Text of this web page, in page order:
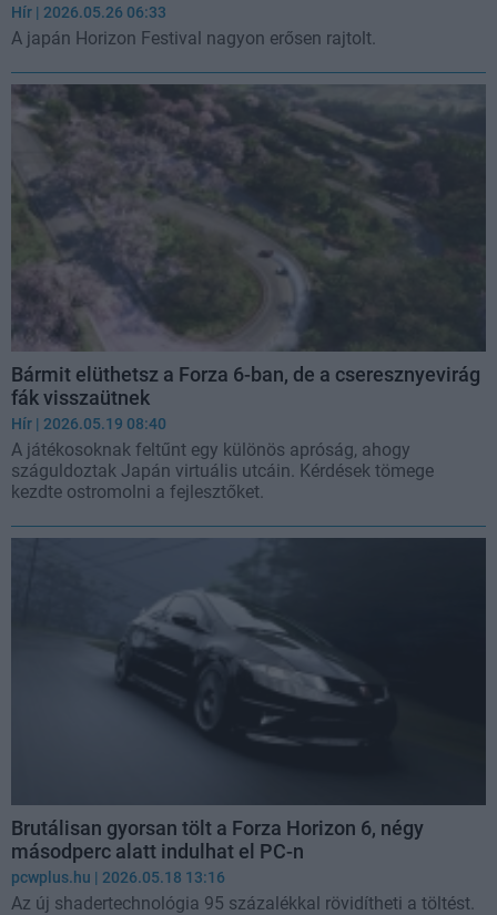
Hír | 2026.05.26 06:33
A japán Horizon Festival nagyon erősen rajtolt.
Bármit elüthetsz a Forza 6-ban, de a cseresznyevirág
fák visszaütnek
Hír | 2026.05.19 08:40
A játékosoknak feltűnt egy különös apróság, ahogy
száguldoztak Japán virtuális utcáin. Kérdések tömege
kezdte ostromolni a fejlesztőket.
Brutálisan gyorsan tölt a Forza Horizon 6, négy
másodperc alatt indulhat el PC-n
pcwplus.hu | 2026.05.18 13:16
Az új shadertechnológia 95 százalékkal rövidítheti a töltést.